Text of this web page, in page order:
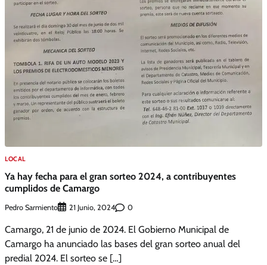
LOCAL
Ya hay fecha para el gran sorteo 2024, a contribuyentes
cumplidos de Camargo
Pedro Sarmiento 21 Junio, 2024 0
Camargo, 21 de junio de 2024. El Gobierno Municipal de
Camargo ha anunciado las bases del gran sorteo anual del
predial 2024. El sorteo se […]